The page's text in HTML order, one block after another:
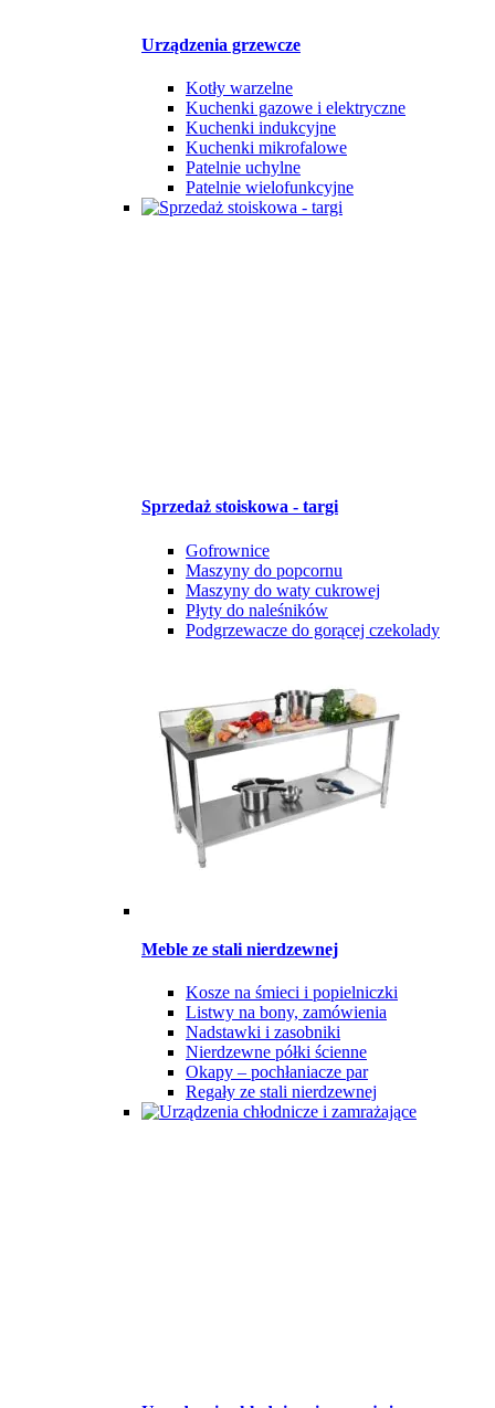
Urządzenia grzewcze
Kotły warzelne
Kuchenki gazowe i elektryczne
Kuchenki indukcyjne
Kuchenki mikrofalowe
Patelnie uchylne
Patelnie wielofunkcyjne
Sprzedaż stoiskowa - targi
Gofrownice
Maszyny do popcornu
Maszyny do waty cukrowej
Płyty do naleśników
Podgrzewacze do gorącej czekolady
Meble ze stali nierdzewnej
Kosze na śmieci i popielniczki
Listwy na bony, zamówienia
Nadstawki i zasobniki
Nierdzewne półki ścienne
Okapy – pochłaniacze par
Regały ze stali nierdzewnej